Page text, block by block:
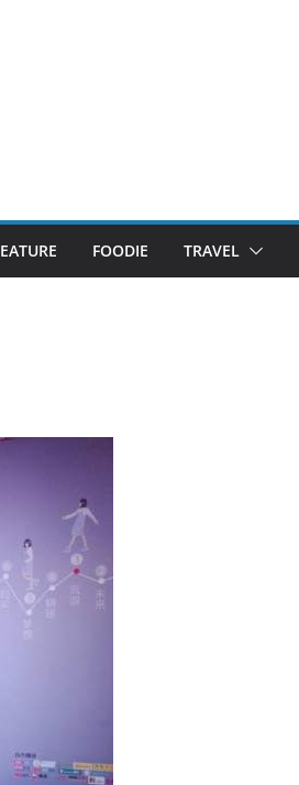
FOODIE TRAVEL